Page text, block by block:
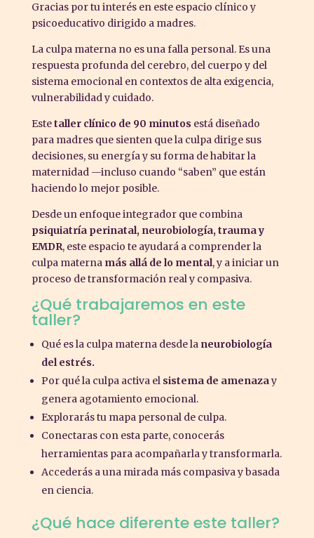
Gracias por tu interés en este espacio clínico y
psicoeducativo dirigido a madres.
La culpa materna no es una falla personal. Es una
respuesta profunda del cerebro, del cuerpo y del
sistema emocional en contextos de alta exigencia,
vulnerabilidad y cuidado.
Estetaller clínico de 90 minutos está diseñado
para madres que sienten que la culpa dirige sus
decisiones, su energía y su forma de habitar la
maternidad —incluso cuando “saben” que están
haciendo lo mejor posible.
Desde un enfoque integrador que combina
psiquiatría perinatal, neurobiología, trauma y
EMDR, este espacio te ayudará a comprender la
culpa materna más allá de lo mental, y a iniciar un
proceso de transformación real y compasiva.
¿Qué trabajaremos en este
taller?
Qué es la culpa materna desde la neurobiología
del estrés.
Por qué la culpa activa el sistema de amenazay
genera agotamiento emocional.
Explorarás tu mapa personal de culpa.
Conectaras con esta parte, conocerás
herramientas para acompañarla y transformarla.
Accederás a una mirada más compasiva y basada
en ciencia.
¿Qué hace diferente este taller?